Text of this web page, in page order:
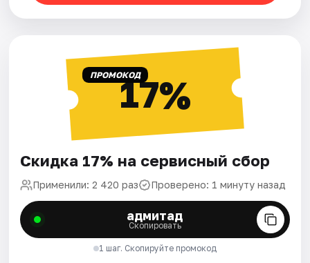
ПРОМОКОД17%
Скидка 17% на сервисный сбор
Применили: 2 420 раз Проверено: 1 минуту назад
адмитад
Скопировать
1 шаг. Скопируйте промокод